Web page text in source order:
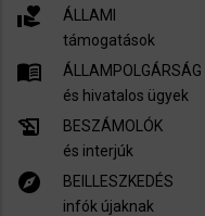
volunteer_activism
ÁLLAMI
támogatások
menu_book
ÁLLAMPOLGÁRSÁG
és hivatalos ügyek
history_edu
BESZÁMOLÓK
és interjúk
explore
BEILLESZKEDÉS
infók újaknak